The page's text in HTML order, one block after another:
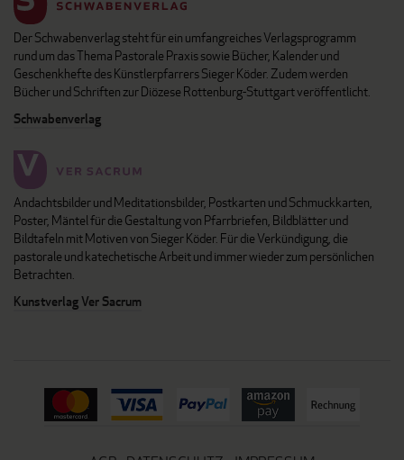
Der Schwabenverlag steht für ein umfangreiches Verlagsprogramm
rund um das Thema Pastorale Praxis sowie Bücher, Kalender und
Geschenkhefte des Künstlerpfarrers Sieger Köder. Zudem werden
Bücher und Schriften zur Diözese Rottenburg-Stuttgart veröffentlicht.
Schwabenverlag
Andachtsbilder und Meditationsbilder, Postkarten und Schmuckkarten,
Poster, Mäntel für die Gestaltung von Pfarrbriefen, Bildblätter und
Bildtafeln mit Motiven von Sieger Köder. Für die Verkündigung, die
pastorale und katechetische Arbeit und immer wieder zum persönlichen
Betrachten.
Kunstverlag Ver Sacrum